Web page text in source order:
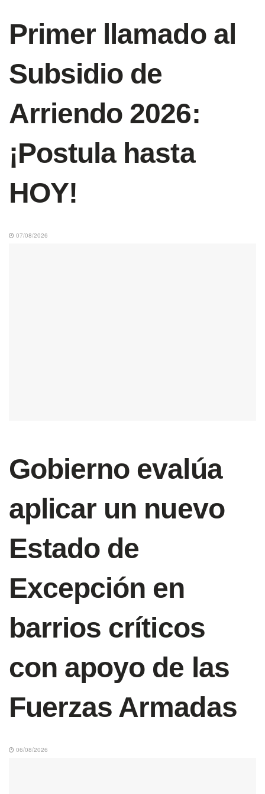
Primer llamado al
Subsidio de
Arriendo 2026:
¡Postula hasta
HOY!
07/08/2026
Gobierno evalúa
aplicar un nuevo
Estado de
Excepción en
barrios críticos
con apoyo de las
Fuerzas Armadas
06/08/2026